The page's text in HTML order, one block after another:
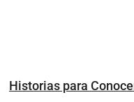
Historias para